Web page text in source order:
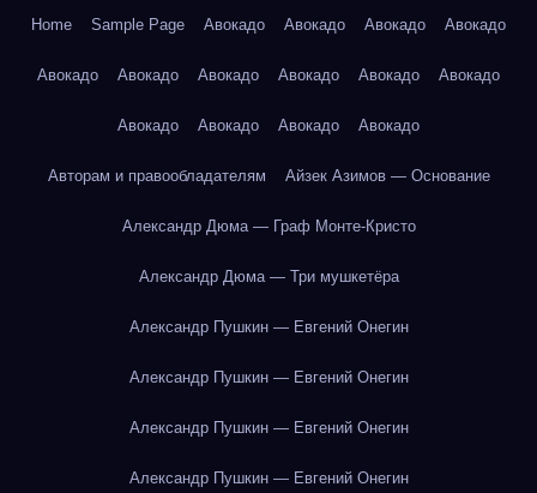
Home Sample Page Авокадо Авокадо Авокадо Авокадо
Авокадо Авокадо Авокадо Авокадо Авокадо Авокадо
Авокадо Авокадо Авокадо Авокадо
Авторам и правообладателям Айзек Азимов — Основание
Александр Дюма — Граф Монте-Кристо
Александр Дюма — Три мушкетёра
Александр Пушкин — Евгений Онегин
Александр Пушкин — Евгений Онегин
Александр Пушкин — Евгений Онегин
Александр Пушкин — Евгений Онегин